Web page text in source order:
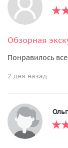
Обзорная
Понравилось
2 дня назад